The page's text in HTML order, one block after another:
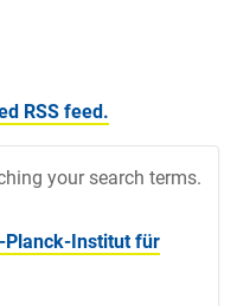
RSS feed.
your search terms.
(newest first)
Planck-Institut für